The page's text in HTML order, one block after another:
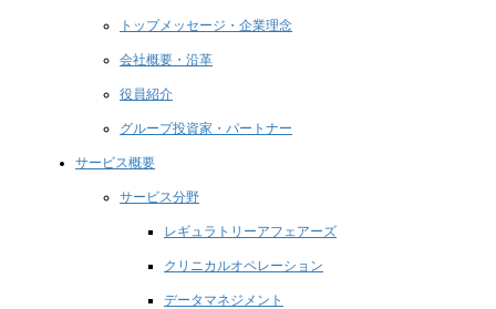
トップメッセージ・企業理念
会社概要・沿革
役員紹介
グループ投資家・パートナー
サービス概要
サービス分野
レギュラトリーアフェアーズ
クリニカルオペレーション
データマネジメント